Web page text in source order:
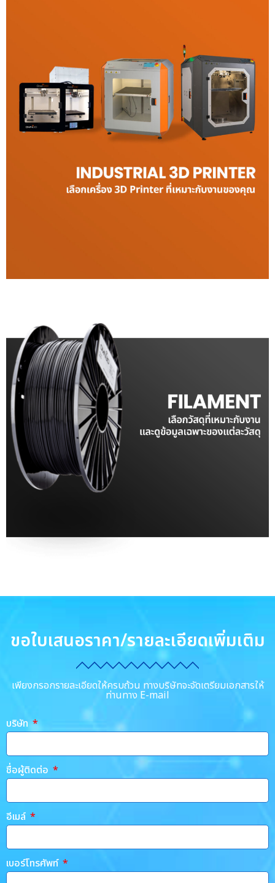
ขอใบเสนอราคา/รายละเอียดเพิ่มเติม
เพียงกรอกรายละเอียดให้ครบถ้วน ทางบริษัทจะจัดเตรียมเอกสารให้
ท่านทาง E-mail
บริษัท
ชื่อผู้ติดต่อ
อีเมล์
เบอร์โทรศัพท์